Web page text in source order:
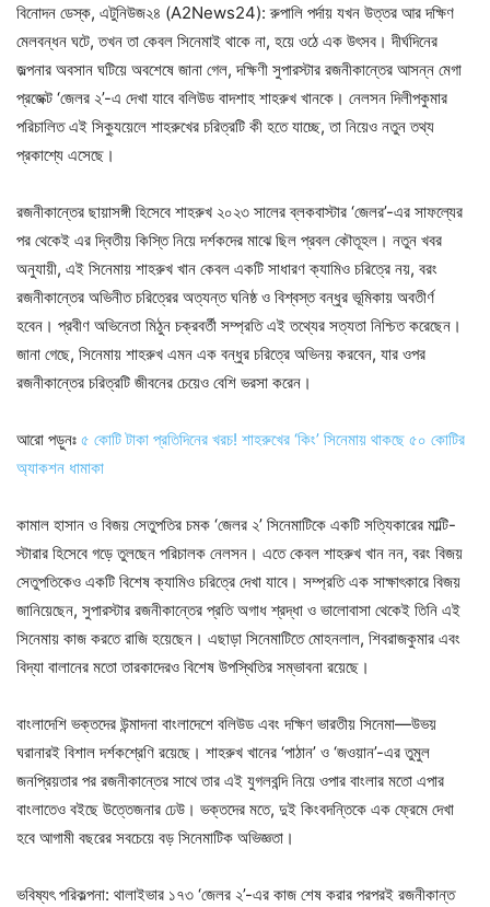
বিনোদন ডেস্ক, এটুনিউজ২৪ (A2News24): রুপালি পর্দায় যখন উত্তর আর দক্ষিণ
মেলবন্ধন ঘটে, তখন তা কেবল সিনেমাই থাকে না, হয়ে ওঠে এক উৎসব। দীর্ঘদিনের
জল্পনার অবসান ঘটিয়ে অবশেষে জানা গেল, দক্ষিণী সুপারস্টার রজনীকান্তের আসন্ন মেগা
প্রজেক্ট ‘জেলর ২’-এ দেখা যাবে বলিউড বাদশাহ শাহরুখ খানকে। নেলসন দিলীপকুমার
পরিচালিত এই সিক্যুয়েলে শাহরুখের চরিত্রটি কী হতে যাচ্ছে, তা নিয়েও নতুন তথ্য
প্রকাশ্যে এসেছে।
রজনীকান্তের ছায়াসঙ্গী হিসেবে শাহরুখ ২০২৩ সালের ব্লকবাস্টার ‘জেলর’-এর সাফল্যের
পর থেকেই এর দ্বিতীয় কিস্তি নিয়ে দর্শকদের মাঝে ছিল প্রবল কৌতূহল। নতুন খবর
অনুযায়ী, এই সিনেমায় শাহরুখ খান কেবল একটি সাধারণ ক্যামিও চরিত্রে নয়, বরং
রজনীকান্তের অভিনীত চরিত্রের অত্যন্ত ঘনিষ্ঠ ও বিশ্বস্ত বন্ধুর ভূমিকায় অবতীর্ণ
হবেন। প্রবীণ অভিনেতা মিঠুন চক্রবর্তী সম্প্রতি এই তথ্যের সত্যতা নিশ্চিত করেছেন।
জানা গেছে, সিনেমায় শাহরুখ এমন এক বন্ধুর চরিত্রে অভিনয় করবেন, যার ওপর
রজনীকান্তের চরিত্রটি জীবনের চেয়েও বেশি ভরসা করেন।
আরো পড়ুনঃ ৫ কোটি টাকা প্রতিদিনের খরচ! শাহরুখের ‘কিং’ সিনেমায় থাকছে ৫০ কোটির
অ্যাকশন ধামাকা
কামাল হাসান ও বিজয় সেতুপতির চমক ‘জেলর ২’ সিনেমাটিকে একটি সত্যিকারের মাল্টি-
স্টারার হিসেবে গড়ে তুলছেন পরিচালক নেলসন। এতে কেবল শাহরুখ খান নন, বরং বিজয়
সেতুপতিকেও একটি বিশেষ ক্যামিও চরিত্রে দেখা যাবে। সম্প্রতি এক সাক্ষাৎকারে বিজয়
জানিয়েছেন, সুপারস্টার রজনীকান্তের প্রতি অগাধ শ্রদ্ধা ও ভালোবাসা থেকেই তিনি এই
সিনেমায় কাজ করতে রাজি হয়েছেন। এছাড়া সিনেমাটিতে মোহনলাল, শিবরাজকুমার এবং
বিদ্যা বালানের মতো তারকাদেরও বিশেষ উপস্থিতির সম্ভাবনা রয়েছে।
বাংলাদেশি ভক্তদের উন্মাদনা বাংলাদেশে বলিউড এবং দক্ষিণ ভারতীয় সিনেমা—উভয়
ঘরানারই বিশাল দর্শকশ্রেণি রয়েছে। শাহরুখ খানের ‘পাঠান’ ও ‘জওয়ান’-এর তুমুল
জনপ্রিয়তার পর রজনীকান্তের সাথে তার এই যুগলবন্দি নিয়ে ওপার বাংলার মতো এপার
বাংলাতেও বইছে উত্তেজনার ঢেউ। ভক্তদের মতে, দুই কিংবদন্তিকে এক ফ্রেমে দেখা
হবে আগামী বছরের সবচেয়ে বড় সিনেমাটিক অভিজ্ঞতা।
ভবিষ্যৎ পরিকল্পনা: থালাইভার ১৭৩ ‘জেলর ২’-এর কাজ শেষ করার পরপরই রজনীকান্ত